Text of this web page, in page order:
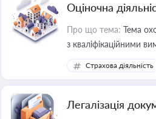
Оціночна
Про що тема: Тема
з кваліфікаційними
медійних змін у цій
приватизації, оренди
Страхова діяльність
Легалізація